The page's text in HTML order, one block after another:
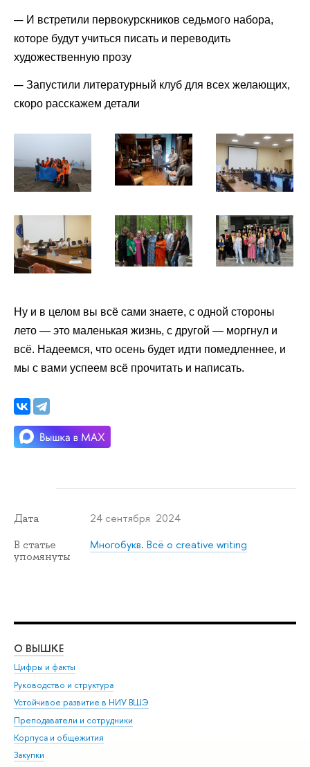
И встретили первокурскников седьмого набора,
которе будут учиться писать и переводить
художественную прозу
Запустили литературный клуб для всех желающих,
скоро расскажем детали
Ну и в целом вы всё сами знаете, с одной стороны
лето — это маленькая жизнь, с другой — моргнул и
всё. Надеемся, что осень будет идти помедленнее, и
мы с вами успеем всё прочитать и написать.
Дата 24 сентября 2024
В статье
упомянуты
Многобукв. Всё о creative writing
О ВЫШКЕ
Цифры и факты
Руководство и структура
Устойчивое развитие в НИУ ВШЭ
Преподаватели и сотрудники
Корпуса и общежития
Закупки